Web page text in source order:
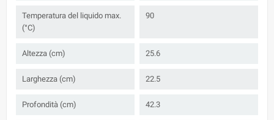
Temperatura del liquido max.
(°C)
90
Altezza (cm) 25.6
Larghezza (cm) 22.5
Profondità (cm) 42.3